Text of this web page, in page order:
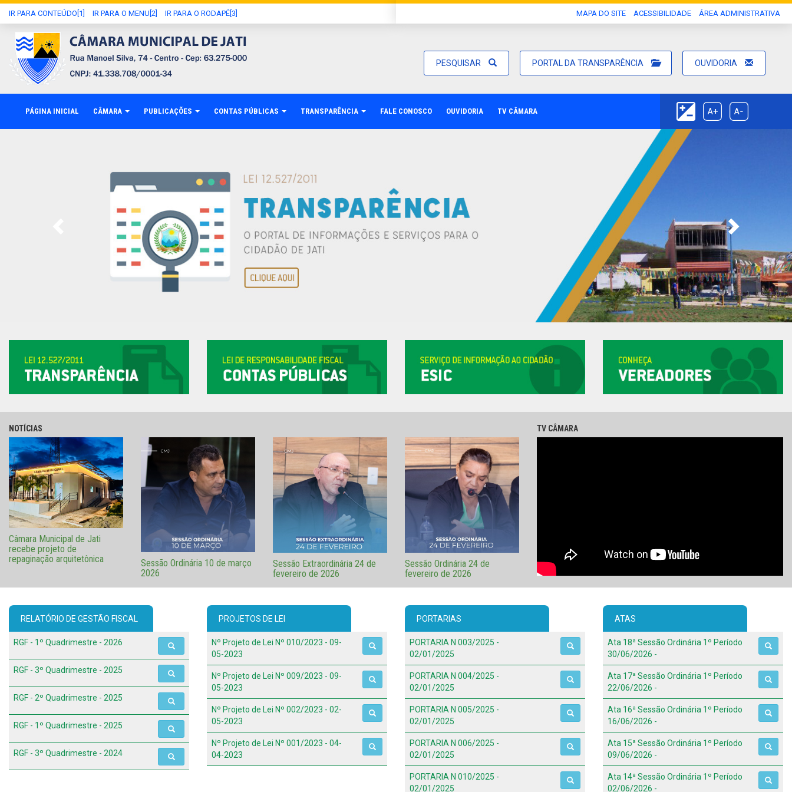
IR PARA CONTEÚDO[1] IR PARA O MENU[2] IR PARA O RODAPÉ[3] MAPA DO SITE ACESSIBILIDADE ÁREA ADMINISTRATIVA
PESQUISAR PORTAL DA TRANSPARÊNCIA OUVIDORIA
PÁGINA INICIAL CÂMARA PUBLICAÇÕES CONTAS PÚBLICAS TRANSPARÊNCIA FALE CONOSCO OUVIDORIA TV CÂMARA
NOTÍCIAS TV CÂMARA
Câmara Municipal de Jati
recebe projeto de
repaginação arquitetônica
Sessão Ordinária 10 de março
2026
Sessão Extraordinária 24 de
fevereiro de 2026
Sessão Ordinária 24 de
fevereiro de 2026
RELATÓRIO DE GESTÃO FISCAL
RGF - 1º Quadrimestre - 2026
RGF - 3º Quadrimestre - 2025
RGF - 2º Quadrimestre - 2025
RGF - 1º Quadrimestre - 2025
RGF - 3º Quadrimestre - 2024
PROJETOS DE LEI
Nº Projeto de Lei Nº 010/2023 - 09-
05-2023
Nº Projeto de Lei Nº 009/2023 - 09-
05-2023
Nº Projeto de Lei Nº 002/2023 - 02-
05-2023
Nº Projeto de Lei Nº 001/2023 - 04-
04-2023
PORTARIAS
PORTARIA N 003/2025 -
02/01/2025
PORTARIA N 004/2025 -
02/01/2025
PORTARIA N 005/2025 -
02/01/2025
PORTARIA N 006/2025 -
02/01/2025
PORTARIA N 010/2025 -
02/01/2025
ATAS
Ata 18ª Sessão Ordinária 1º Período
30/06/2026 -
Ata 17ª Sessão Ordinária 1º Período
22/06/2026 -
Ata 16ª Sessão Ordinária 1º Período
16/06/2026 -
Ata 15ª Sessão Ordinária 1º Período
09/06/2026 -
Ata 14ª Sessão Ordinária 1º Período
02/06/2026 -